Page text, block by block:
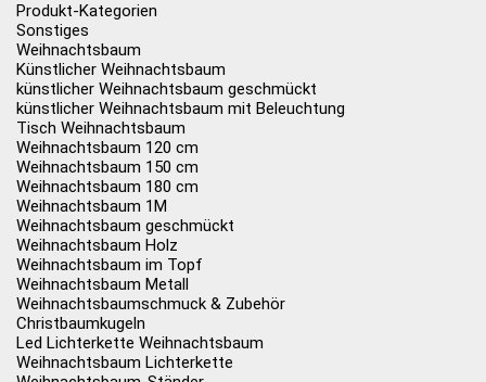
Produkt-Kategorien
Sonstiges
Weihnachtsbaum
Künstlicher Weihnachtsbaum
künstlicher Weihnachtsbaum geschmückt
künstlicher Weihnachtsbaum mit Beleuchtung
Tisch Weihnachtsbaum
Weihnachtsbaum 120 cm
Weihnachtsbaum 150 cm
Weihnachtsbaum 180 cm
Weihnachtsbaum 1M
Weihnachtsbaum geschmückt
Weihnachtsbaum Holz
Weihnachtsbaum im Topf
Weihnachtsbaum Metall
Weihnachtsbaumschmuck & Zubehör
Christbaumkugeln
Led Lichterkette Weihnachtsbaum
Weihnachtsbaum Lichterkette